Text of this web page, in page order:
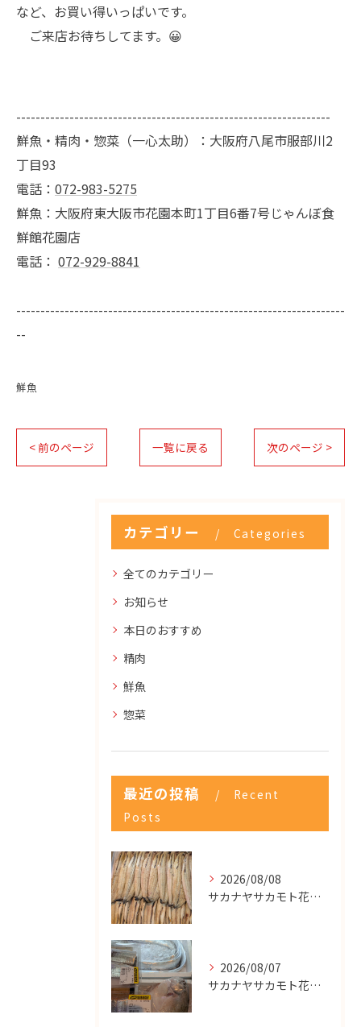
など、お買い得いっぱいです。
ご来店お待ちしてます。😀
-----------------------------------------------------------------
鮮魚・精肉・惣菜（一心太助）：大阪府八尾市服部川2
丁目93
電話： 072-983-5275
鮮魚：大阪府東大阪市花園本町1丁目6番7号じゃんぼ食
鮮館花園店
電話： 072-929-8841
--------------------------------------------------------------------
--
鮮魚
< 前のページ 一覧に戻る 次のページ >
カテゴリー Categories
全てのカテゴリー
お知らせ
本日のおすすめ
精肉
鮮魚
惣菜
最近の投稿
Recent
Posts
2026/08/08
サカナヤサカモト花園店
2026/08/07
サカナヤサカモト花園店